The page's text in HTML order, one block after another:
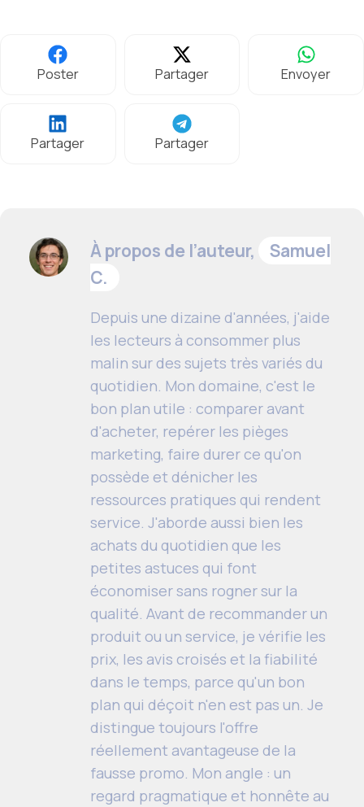
Poster Partager Envoyer
Partager Partager
À propos de l’auteur,
Samuel
C.
Depuis une dizaine d'années, j'aide
les lecteurs à consommer plus
malin sur des sujets très variés du
quotidien. Mon domaine, c'est le
bon plan utile : comparer avant
d'acheter, repérer les pièges
marketing, faire durer ce qu'on
possède et dénicher les
ressources pratiques qui rendent
service. J'aborde aussi bien les
achats du quotidien que les
petites astuces qui font
économiser sans rogner sur la
qualité. Avant de recommander un
produit ou un service, je vérifie les
prix, les avis croisés et la fiabilité
dans le temps, parce qu'un bon
plan qui déçoit n'en est pas un. Je
distingue toujours l'offre
réellement avantageuse de la
fausse promo. Mon angle : un
regard pragmatique et honnête au